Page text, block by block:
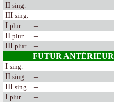
II sing.
–
III sing.
–
I plur.
–
II plur.
–
III plur.
–
FUTUR ANTÉRIEUR
I sing.
–
II sing.
–
III sing.
–
I plur.
–